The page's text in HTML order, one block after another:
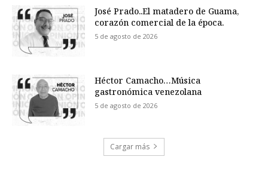
José Prado..El matadero de Guama,
corazón comercial de la época.
5 de agosto de 2026
Héctor Camacho…Música
gastronómica venezolana
5 de agosto de 2026
Cargar más